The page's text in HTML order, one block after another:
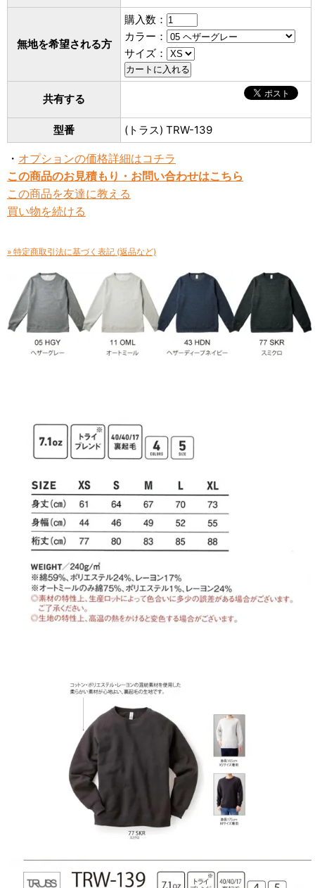
無地を希望される方
購入数：
カラー：
サイズ：
共有する
型番 (トラス) TRW-139
・ オプションの価格詳細はコチラ
この商品のお見積もり・お問い合わせはこちら
この商品を友達に教える
買い物を続ける
» 特定商取引法に基づく表記 (返品など)